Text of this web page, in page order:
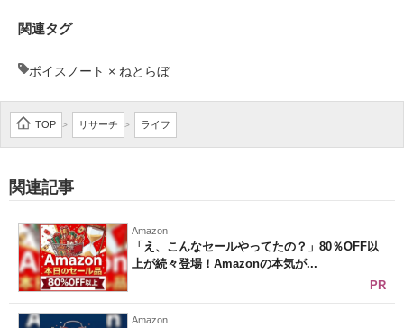
企業向けIT製品の総合サイト
製造業のIT導入・活用を支援
モノづくり技術者専門サイト
エレクトロニクス専門サイト
電子設計の基本と応用
関連タグ
ボイスノート × ねとらぼ
TOP > リサーチ > ライフ
関連記事
Amazon
「え、こんなセールやってたの？」80％OFF以
上が続々登場！Amazonの本気が...
PR
Amazon